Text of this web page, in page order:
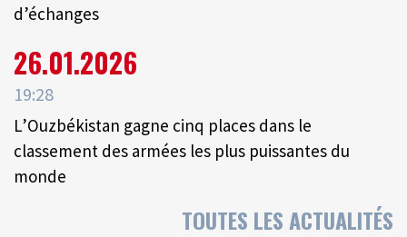
d’échanges
26.01.2026
19:28
L’Ouzbékistan gagne cinq places dans le
classement des armées les plus puissantes du
monde
TOUTES LES ACTUALITÉS